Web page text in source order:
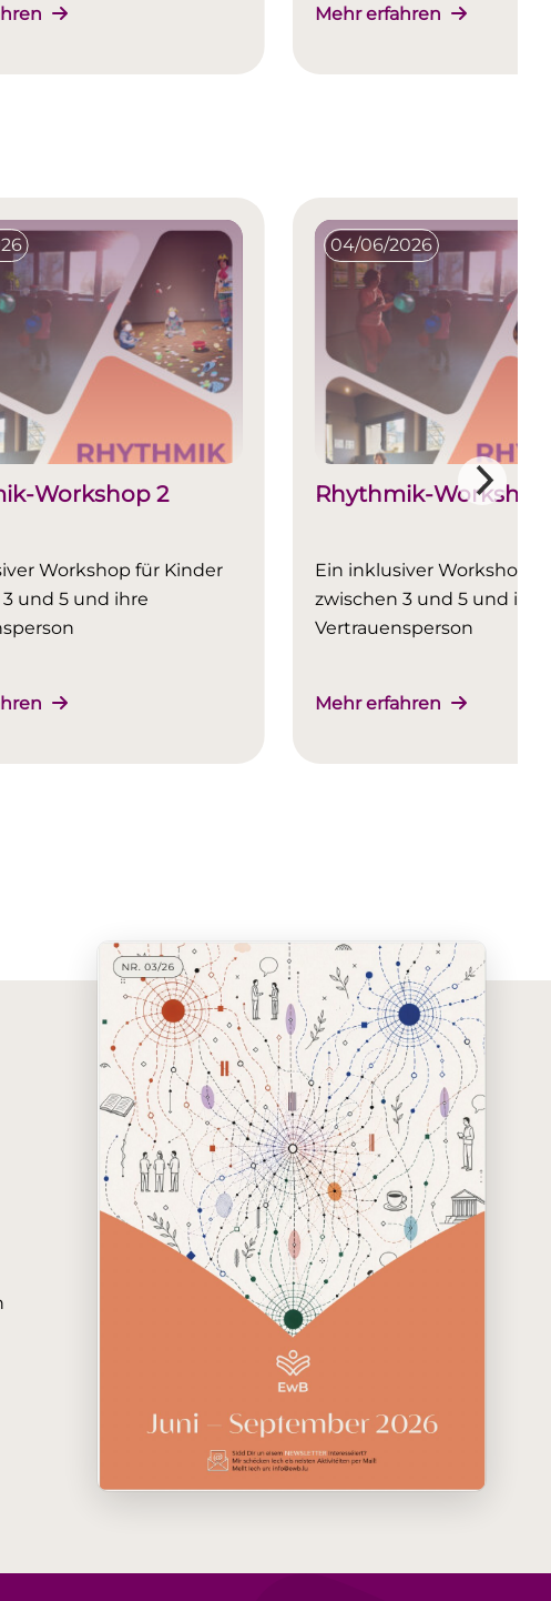
Mehr erfahren
Workshop 2
Workshop für Kinder
und 5 und ihre
04/06/2026
Rhythmik-Workshop
Ein inklusiver Workshop
zwischen 3 und 5 und ihre
Vertrauensperson
Mehr erfahren